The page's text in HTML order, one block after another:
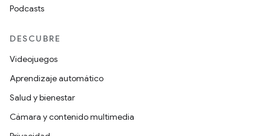
Podcasts
DESCUBRE
Videojuegos
Aprendizaje automático
Salud y bienestar
Cámara y contenido multimedia